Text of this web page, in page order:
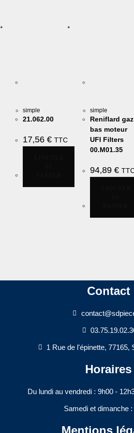
simple
21.062.00
17,56€ TTC
simple
Reniflard gaz
bas moteur
UFI Filters
00.M01.35
94,89 €
Contact
1 Rue de l'épinette, 77165,
Horaires
Du lundi au vendredi : 9h00 -
Samedi et dimanche